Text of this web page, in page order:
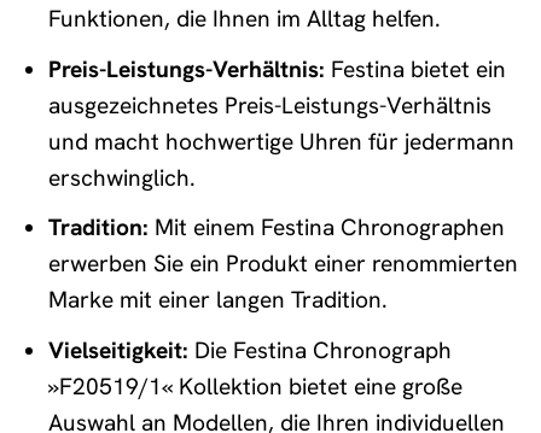
Funktionen, die Ihnen im Alltag helfen.
Preis-Leistungs-Verhältnis: Festina bietet ein
ausgezeichnetes Preis-Leistungs-Verhältnis
und macht hochwertige Uhren für jedermann
erschwinglich.
Tradition: Mit einem Festina Chronographen
erwerben Sie ein Produkt einer renommierten
Marke mit einer langen Tradition.
Vielseitigkeit: Die Festina Chronograph
»F20519/1« Kollektion bietet eine große
Auswahl an Modellen, die Ihren individuellen